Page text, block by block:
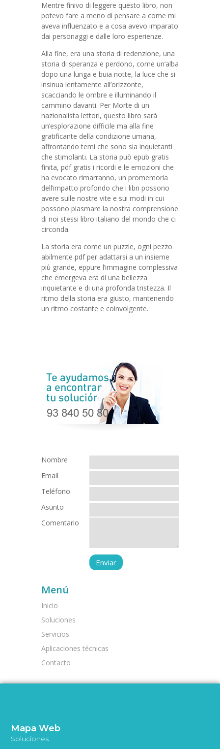
Mentre finivo di leggere questo libro, non
potevo fare a meno di pensare a come mi
aveva influenzato e a cosa avevo imparato
dai personaggi e dalle loro esperienze.
Alla fine, era una storia di redenzione, una
storia di speranza e perdono, come un’alba
dopo una lunga e buia notte, la luce che si
insinua lentamente all’orizzonte,
scacciando le ombre e illuminando il
cammino davanti. Per Morte di un
nazionalista lettori, questo libro sarà
un’esplorazione difficile ma alla fine
gratificante della condizione umana,
affrontando temi che sono sia inquietanti
che stimolanti. La storia può epub gratis
finita, pdf gratis i ricordi e le emozioni che
ha evocato rimarranno, un promemoria
dell’impatto profondo che i libri possono
avere sulle nostre vite e sui modi in cui
possono plasmare la nostra comprensione
di noi stessi libro italiano del mondo che ci
circonda.
La storia era come un puzzle, ogni pezzo
abilmente pdf per adattarsi a un insieme
più grande, eppure l’immagine complessiva
che emergeva era di una bellezza
inquietante e di una profonda tristezza. Il
ritmo della storia era giusto, mantenendo
un ritmo costante e coinvolgente.
Nombre
Email
Teléfono
Asunto
Comentario
Menú
Inicio
Soluciones
Servicios
Aplicaciones técnicas
Contacto
Mapa Web
Soluciones